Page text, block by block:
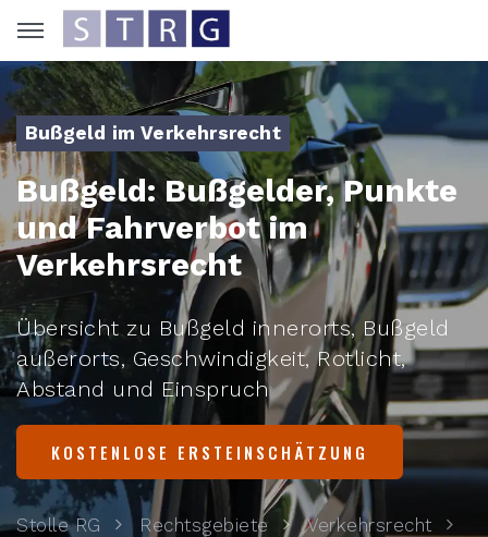
Bußgeld im Verkehrsrecht
Bußgeld: Bußgelder, Punkte
und Fahrverbot im
Verkehrsrecht
Übersicht zu Bußgeld innerorts, Bußgeld
außerorts, Geschwindigkeit, Rotlicht,
Abstand und Einspruch
KOSTENLOSE ERSTEINSCHÄTZUNG
Stolle RG Rechtsgebiete
Verkehrsrecht